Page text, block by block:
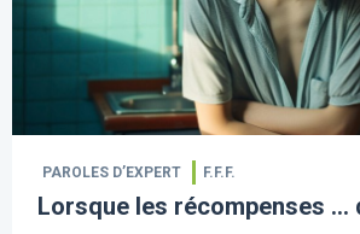
PAROLES D’EXPERT F.F.F.
Lorsque les récompenses …